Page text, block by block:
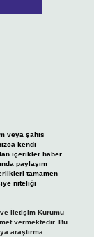
veya şahıs
kendi
içerikler haber
paylaşım
tamamen
niteliği
İletişim Kurumu
vermektedir. Bu
araştırma